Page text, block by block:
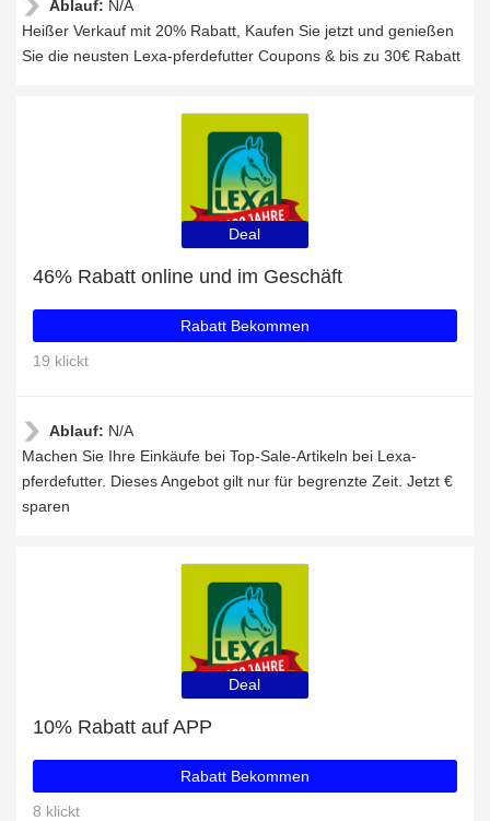
Ablauf: N/A
Heißer Verkauf mit 20% Rabatt, Kaufen Sie jetzt und genießen
Sie die neusten Lexa-pferdefutter Coupons & bis zu 30€ Rabatt
Deal
46% Rabatt online und im Geschäft
Rabatt Bekommen
19 klickt
Ablauf: N/A
Machen Sie Ihre Einkäufe bei Top-Sale-Artikeln bei Lexa-
pferdefutter. Dieses Angebot gilt nur für begrenzte Zeit. Jetzt €
sparen
Deal
10% Rabatt auf APP
Rabatt Bekommen
8 klickt